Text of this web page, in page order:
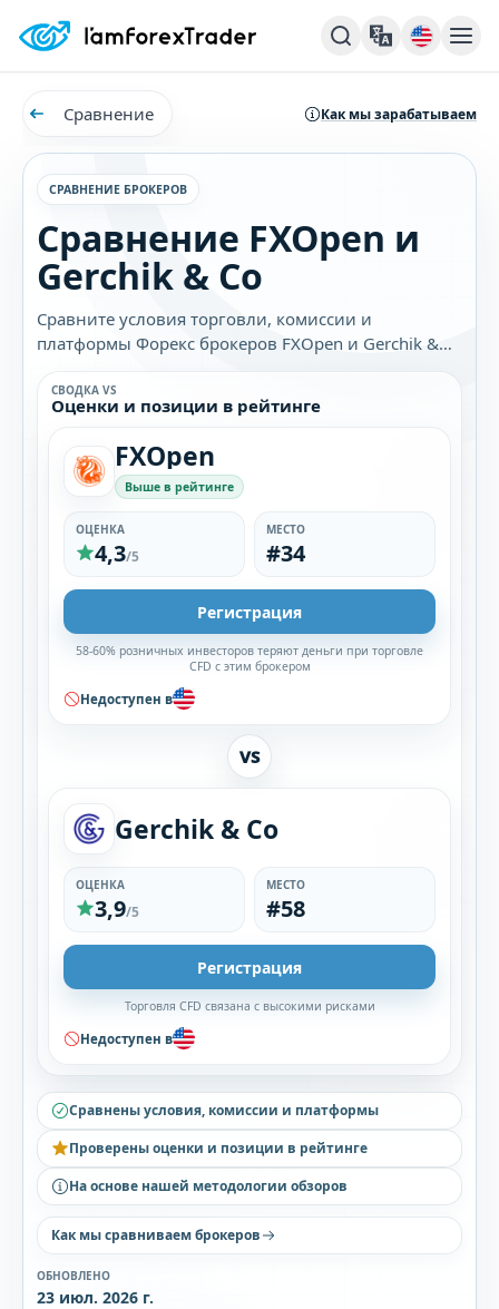
Сравнение Как мы зарабатываем
СРАВНЕНИЕ БРОКЕРОВ
Сравнение FXOpen и
Gerchik & Co
Сравните условия торговли, комиссии и
платформы Форекс брокеров FXOpen и Gerchik &
Co. Узнайте, какой брокер лучше подходит именно
вам.
СВОДКА VS
Оценки и позиции в рейтинге
FXOpen
Выше в рейтинге
ОЦЕНКА
4,3/5
МЕСТО
#34
Регистрация
58-60% розничных инвесторов теряют деньги при торговле
CFD с этим брокером
Недоступен в
VS
Gerchik & Co
ОЦЕНКА
3,9/5
МЕСТО
#58
Регистрация
Торговля CFD связана с высокими рисками
Недоступен в
Сравнены условия, комиссии и платформы
Проверены оценки и позиции в рейтинге
На основе нашей методологии обзоров
Как мы сравниваем брокеров
ОБНОВЛЕНО
23 июл. 2026 г.